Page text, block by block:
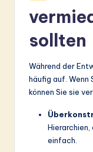
sollten
Während der
häufig auf. Wenn
können Sie sie
einfach.